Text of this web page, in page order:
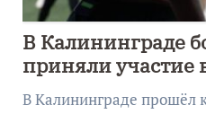
В Калининграде
приняли участие
забеге
В Калининграде прошёл